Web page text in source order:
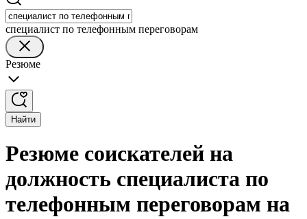
специалист по телефонным переговорам
Резюме
Найти
Резюме соискателей на
должность специалиста по
телефонным переговорам на